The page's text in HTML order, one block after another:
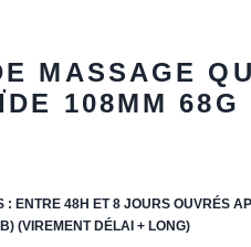
MASSAGE
108MM 68G
: ENTRE 48H ET 8 JOURS OUVRÉS
(VIREMENT DÉLAI + LONG)